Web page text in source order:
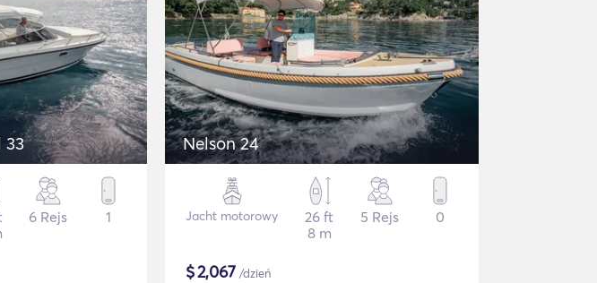
33
6 Rejs 1
Nelson 24
Jacht motorowy
26 ft
8 m
5 Rejs 0
$2,067 /dzień